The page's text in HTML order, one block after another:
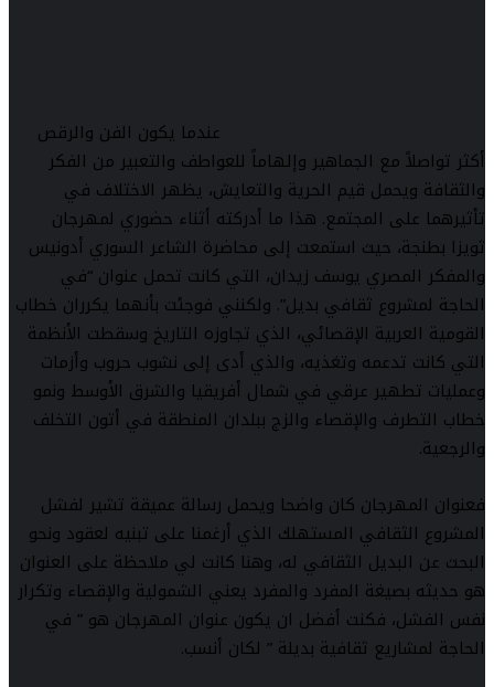
عندما يكون الفن والرقص
أكثر تواصلاً مع الجماهير وإلهاماً للعواطف والتعبير من الفكر
والثقافة ويحمل قيم الحرية والتعايش، يظهر الاختلاف في
تأثيرهما على المجتمع. هذا ما أدركته أثناء حضوري لمهرجان
ثويزا بطنجة، حيث استمعت إلى محاضرة الشاعر السوري أدونيس
والمفكر المصري يوسف زيدان، التي كانت تحمل عنوان “في
الحاجة لمشروع ثقافي بديل”. ولكنني فوجئت بأنهما يكرران خطاب
القومية العربية الإقصائي، الذي تجاوزه التاريخ وسقطت الأنظمة
التي كانت تدعمه وتغذيه، والذي أدى إلى نشوب حروب وأزمات
وعمليات تطهير عرقي في شمال أفريقيا والشرق الأوسط ونمو
خطاب التطرف والإقصاء والزج ببلدان المنطقة في أتون التخلف
والرجعية.
فعنوان المهرجان كان واضحا ويحمل رسالة عميقة تشير لفشل
المشروع الثقافي المستهلك الذي أرغمنا على تبنيه لعقود ونحو
البحث عن البديل الثقافي له، وهنا كانت لي ملاحظة على العنوان
هو حديثه بصيغة المفرد والمفرد يعني الشمولية والإقصاء وتكرار
نفس الفشل، فكنت أفضل ان يكون عنوان المهرجان هو ” في
الحاجة لمشاريع ثقافية بديلة ” لكان أنسب.